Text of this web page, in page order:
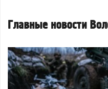
Главные новости